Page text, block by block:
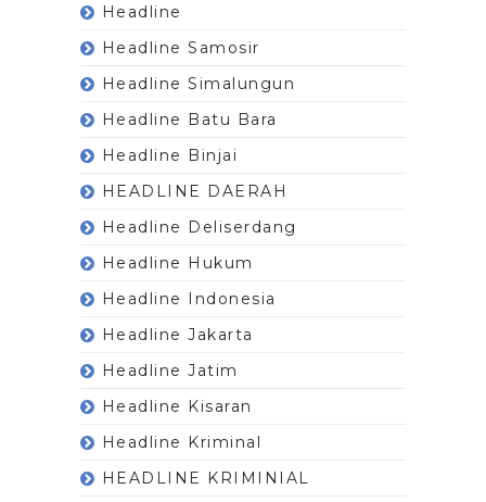
Headline
Headline Samosir
Headline Simalungun
Headline Batu Bara
Headline Binjai
HEADLINE DAERAH
Headline Deliserdang
Headline Hukum
Headline Indonesia
Headline Jakarta
Headline Jatim
Headline Kisaran
Headline Kriminal
HEADLINE KRIMINIAL